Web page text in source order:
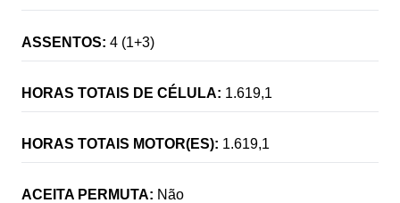
ASSENTOS: 4 (1+3)
HORAS TOTAIS DE CÉLULA: 1.619,1
HORAS TOTAIS MOTOR(ES): 1.619,1
ACEITA PERMUTA: Não